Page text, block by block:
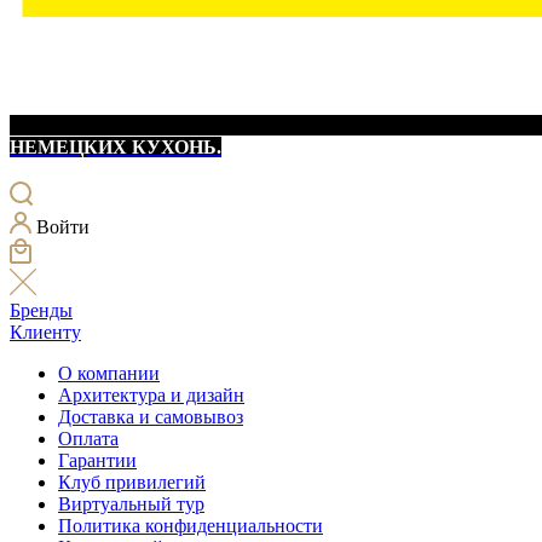
НЕМЕЦКИХ КУХОНЬ.
Войти
Бренды
Клиенту
О компании
Архитектура и дизайн
Доставка и самовывоз
Оплата
Гарантии
Клуб привилегий
Виртуальный тур
Политика конфиденциальности